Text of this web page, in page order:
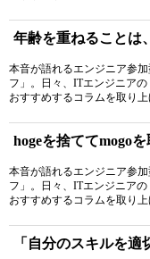
年齢を重ねることは
本音が語れるエンジニア参
フ」。日々、ITエンジニア
おすすめするコラムを取り
hogeを捨ててmogo
本音が語れるエンジニア参
フ」。日々、ITエンジニア
おすすめするコラムを取り
「自分のスキルを